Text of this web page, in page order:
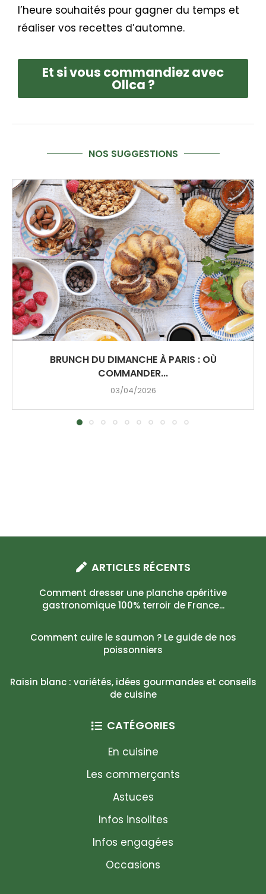
l’heure souhaités pour gagner du temps et
réaliser vos recettes d’automne.
Et si vous commandiez avec
Ollca ?
NOS SUGGESTIONS
BRUNCH DU DIMANCHE À PARIS : OÙ
COMMANDER...
03/04/2026
ARTICLES RÉCENTS
Comment dresser une planche apéritive
gastronomique 100% terroir de France...
Comment cuire le saumon ? Le guide de nos
poissonniers
Raisin blanc : variétés, idées gourmandes et conseils
de cuisine
CATÉGORIES
En cuisine
Les commerçants
Astuces
Infos insolites
Infos engagées
Occasions